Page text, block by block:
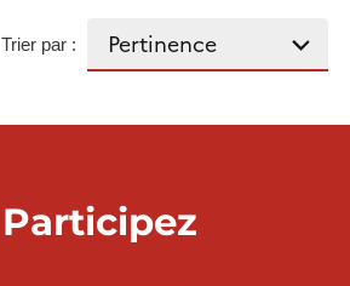
Trier par :
Participez